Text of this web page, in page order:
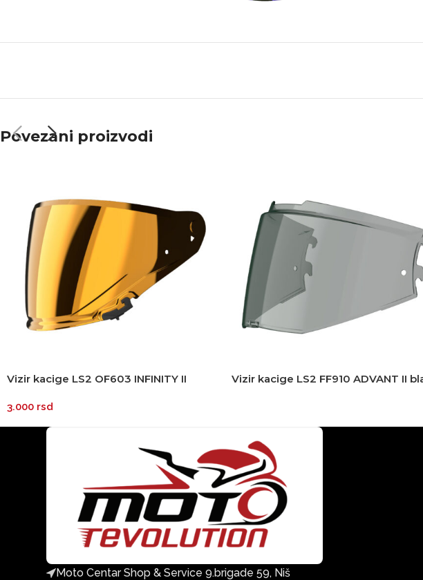
Povezani proizvodi
Vizir kacige LS2 OF603 INFINITY II
3.000 rsd
Vizir kacige LS2 FF910 ADVANT II
Moto Centar Shop & Service 9.brigade 59, Niš